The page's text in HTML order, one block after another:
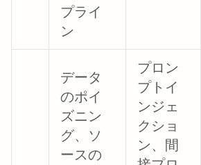
プライ
ン
データ
のポイ
ズニン
グ、ソ
ースの
プロン
プトイ
ンジェ
クショ
ン、間